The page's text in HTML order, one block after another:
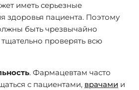
иметь серьезные
здоровья пациента. Поэтому
быть чрезвычайно
проверять всю
. Фармацевтам часто
с пациентами, врачами и